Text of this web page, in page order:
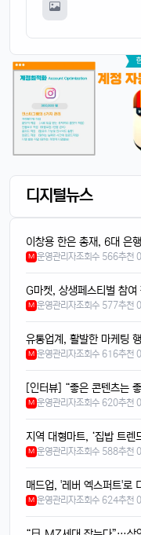
디지털뉴스
이창용 한은 총재, 6대 은
M 운영관리자조회수 566추천 0
G마켓, 상생페스티벌 참
M 운영관리자조회수 577추천 0
M 운영관리자조회수 616추천 0
M 운영관리자조회수 620추천 0
지역 대형마트, ‘집밥 트렌
M 운영관리자조회수 588추천 0
매드업, '레버 엑스퍼트'로
M 운영관리자조회수 624추천 0
1 태양신13:32:50
새로 나온 아이폰 어때용
달달구리 13:32:50
넹, 카메라 성능 엄청나
빠르밍13:32:50
맞아요, 특히 야간 모드
배터리도 더 오래 가는
1 빠르밍13:32:50
디자인도 세련되고 색상
1 빠르밍13:32:50
근데 가격이 좀 부담되
1 달달구리13:32:50